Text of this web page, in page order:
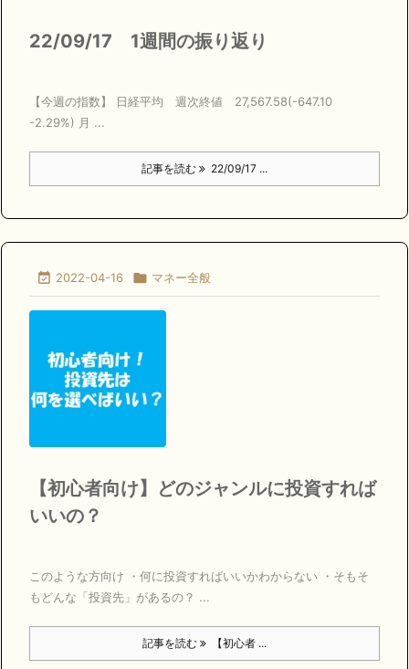
22/09/17 1週間の振り返り
【今週の指数】 日経平均 週次終値 27,567.58(-647.10
-2.29%) 月 ...
記事を読む 22/09/17 ...
 2022-04-16  マネー全般
【初心者向け】どのジャンルに投資すれば
いいの？
このような方向け ・何に投資すればいいかわからない ・そもそ
もどんな「投資先」があるの？ ...
記事を読む 【初心者 ...